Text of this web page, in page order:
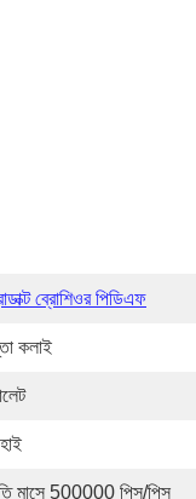
ব্রোশিওর পিডিএফ
কলাই
মাসে 500000 পিস/পিস